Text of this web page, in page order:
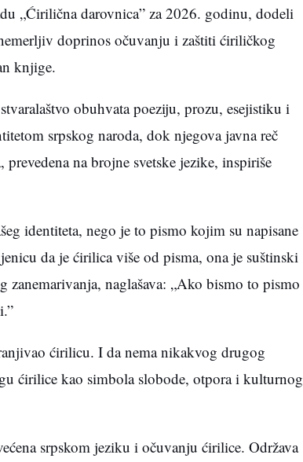
„Ćirilična darovnica” za 2026. godinu, dodeli
doprinos očuvanju i zaštiti ćiriličkog
knjige.
obuhvata poeziju, prozu, esejistiku i
srpskog naroda, dok njegova javna reč
na brojne svetske jezike, inspiriše
identiteta, nego je to pismo kojim su napisane
da je ćirilica više od pisma, ona je suštinski
naglašava: „Ako bismo to pismo
ćirilicu. I da nema nikakvog drugog
ćirilice kao simbola slobode, otpora i kulturnog
srpskom jeziku i očuvanju ćirilice. Održava